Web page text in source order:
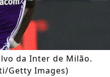
da Inter de Milão.
Getty Images)